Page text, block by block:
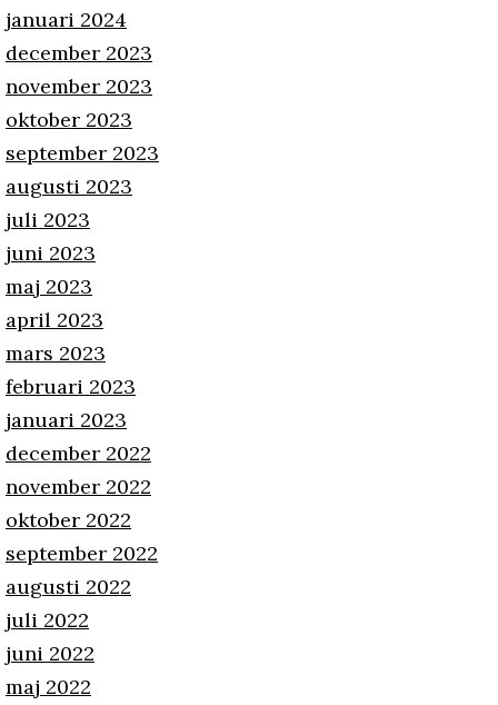
januari 2024
december 2023
november 2023
oktober 2023
september 2023
augusti 2023
juli 2023
juni 2023
maj 2023
april 2023
mars 2023
februari 2023
januari 2023
december 2022
november 2022
oktober 2022
september 2022
augusti 2022
juli 2022
juni 2022
maj 2022